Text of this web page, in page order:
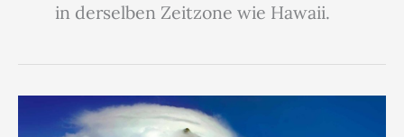
in derselben Zeitzone wie Hawaii.